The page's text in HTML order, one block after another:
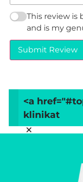
This review is
and is my
Submit Review
<a
klinikat
×